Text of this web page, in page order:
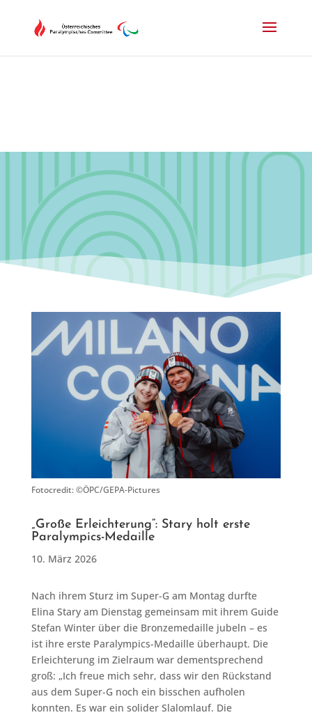
Fotocredit: ©ÖPC/GEPA-Pictures
„Große Erleichterung“: Stary holt erste
Paralympics-Medaille
10. März 2026
Nach ihrem Sturz im Super-G am Montag durfte
Elina Stary am Dienstag gemeinsam mit ihrem Guide
Stefan Winter über die Bronzemedaille jubeln – es
ist ihre erste Paralympics-Medaille überhaupt. Die
Erleichterung im Zielraum war dementsprechend
groß: „Ich freue mich sehr, dass wir den Rückstand
aus dem Super-G noch ein bisschen aufholen
konnten. Es war ein solider Slalomlauf. Die